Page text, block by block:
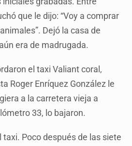
que le dijo: “Voy a comprar
Dejó la casa de
era de madrugada.
el taxi Valiant coral,
Roger Enríquez González le
a la carretera vieja a
33, lo bajaron.
Poco después de las siete